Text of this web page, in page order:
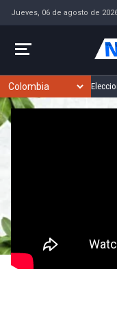
Jueves, 06 de agosto de